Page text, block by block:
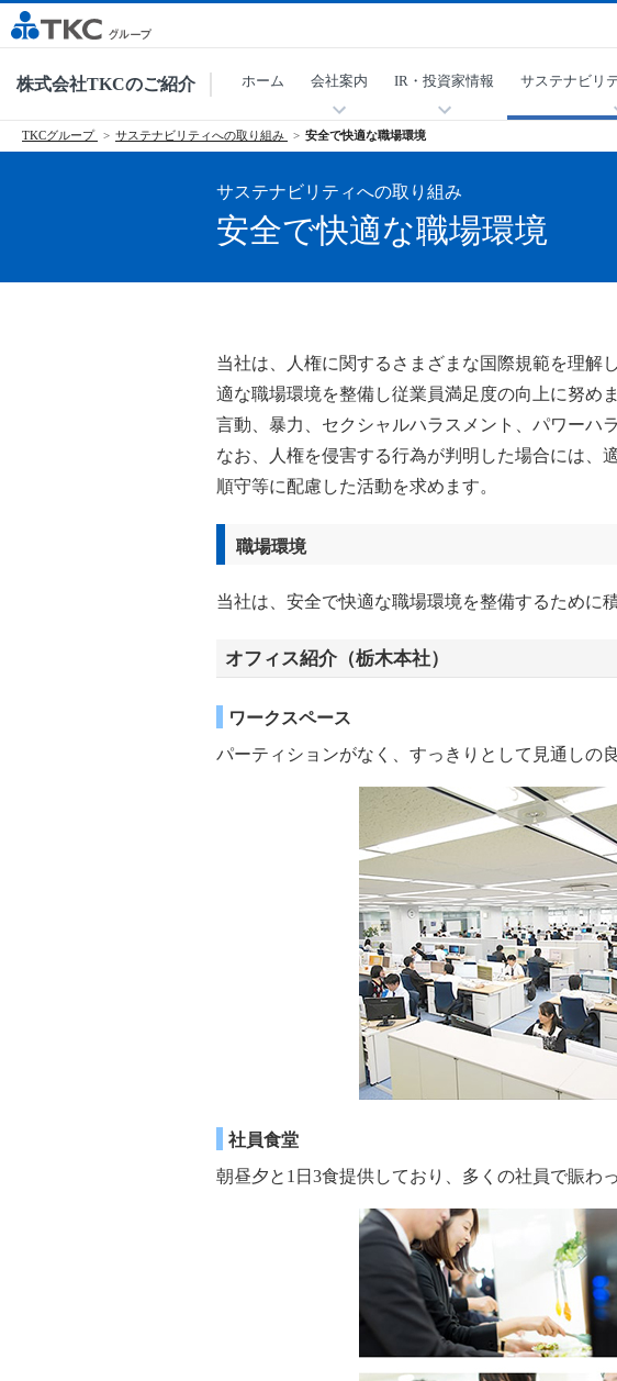
株式会社TKCのご紹介 ホーム 会社案内 IR・投資家情報 サステナビリ
TKCグループ サステナビリティへの取り組み 安全で快適な職場環境
サステナビリティへの取り組み
安全で快適な職場環境
当社は、人権に関するさまざまな国際規範を理解
適な職場環境を整備し従業員満足度の向上に努め
言動、暴力、セクシャルハラスメント、パワーハ
なお、人権を侵害する行為が判明した場合には、
順守等に配慮した活動を求めます。
職場環境
当社は、安全で快適な職場環境を整備するために
オフィス紹介（栃木本社）
ワークスペース
パーティションがなく、すっきりとして見通しの
社員食堂
朝昼夕と1日3食提供しており、多くの社員で賑わ